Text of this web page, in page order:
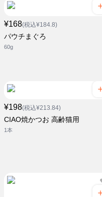
¥168(税込¥184.8)
パウチまぐろ
60g
¥198(税込¥213.84)
CIAO焼かつお 高齢猫用
1本